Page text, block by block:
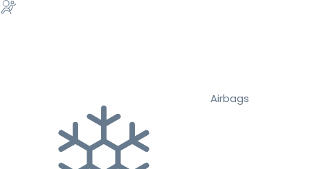
Airbags